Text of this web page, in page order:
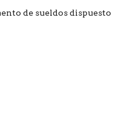
de sueldos dispuesto